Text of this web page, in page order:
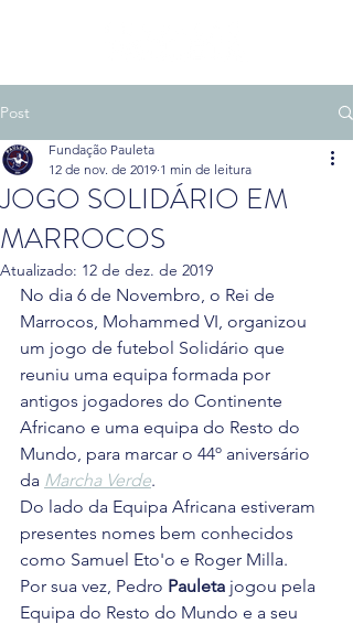
Post
JOGO SOLIDÁRIO EM
MARROCOS
Fundação Pauleta
12 de nov. de 2019 1 min de leitura
Atualizado: 12 de dez. de 2019
No dia 6 de Novembro, o Rei de
Marrocos, Mohammed VI, organizou
um jogo de futebol Solidário que
reuniu uma equipa formada por
antigos jogadores do Continente
Africano e uma equipa do Resto do
Mundo, para marcar o 44º aniversário
da Marcha Verde.
Do lado da Equipa Africana estiveram
presentes nomes bem conhecidos
como Samuel Eto'o e Roger Milla.
Por sua vez, Pedro Pauleta jogou pela
Equipa do Resto do Mundo e a seu